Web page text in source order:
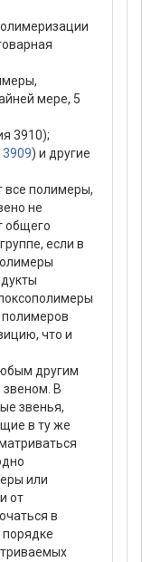
мере, 5
3910);
3909) и другие
все полимеры,
не
общего
если в
что и
другим
В
звенья,
в ту же
или
от
в